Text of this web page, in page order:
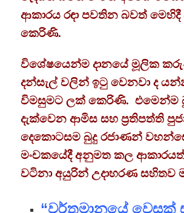
ආකාරය රඳා පවතින බවත් මෙහිදී
කෙරිණි.
විශේෂයෙන්ම දානයේ මූලික
දන්සැල් වලින් ඉටු වෙනවා ද
විමසුමට ලක් කෙරිණි. එමෙන්ම
දැක්වෙන ආමිස සහ ප්‍රතිපත්ති
දෙකොටසම බුදු රජාණන්
මංචකයේදී අනුමත කල
වටිනා අයුරින් උදාහරණ සහිතව
“වර්තමානයේ වෙසක්